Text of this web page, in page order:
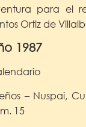
para el
Ortiz de
1987
– Nuspai,
15